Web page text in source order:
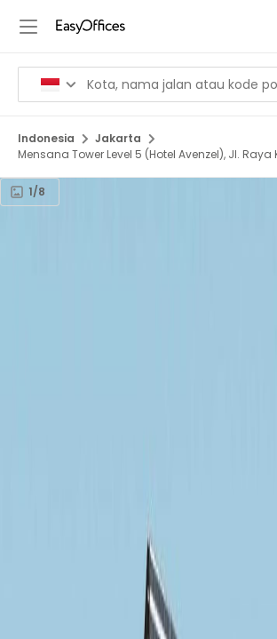
Indonesia
Jakarta
Mensana Tower Level 5 (Hotel Avenzel), Jl.
1/8
Tower Level 5
Avenzel), Jl. Raya
Kranggan Pondok